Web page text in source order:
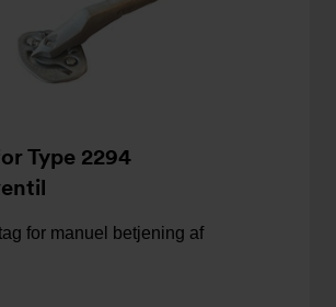
Type 2294
for manuel betjening af